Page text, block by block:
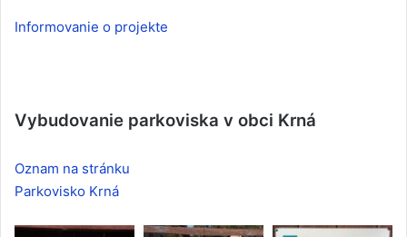
Informovanie o projekte
Vybudovanie parkoviska v obci Krná
Oznam na stránku
Parkovisko Krná